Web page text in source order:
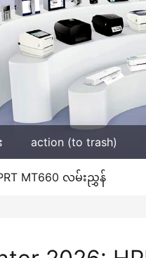
action (to trash)
MT660 လမ်းညွှန်